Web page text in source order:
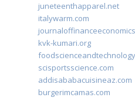
juneteenthapparel.net
italywarm.com
kvk-kumari.org
scisportsscience.com
addisababacuisineaz.com
burgerimcamas.com